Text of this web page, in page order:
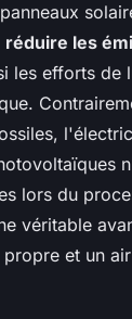
réduire les
les efforts de
lors du
véritable
et un